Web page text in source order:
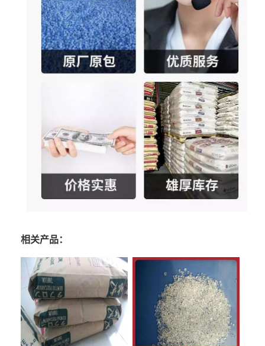
相关产品：